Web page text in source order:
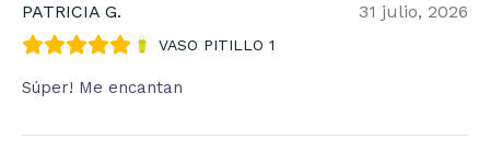
PATRICIA G. 31 julio, 2026
VASO PITILLO 1
Súper! Me encantan